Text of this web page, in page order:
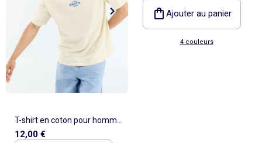
T-shirt en coton pour homme
à col rond avec motif placé
12,00 €
Ajouter au panier
4 couleurs